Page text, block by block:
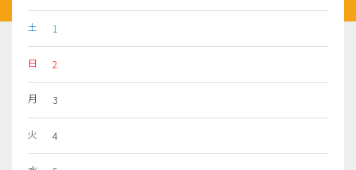
土 1
日 2
月 3
火 4